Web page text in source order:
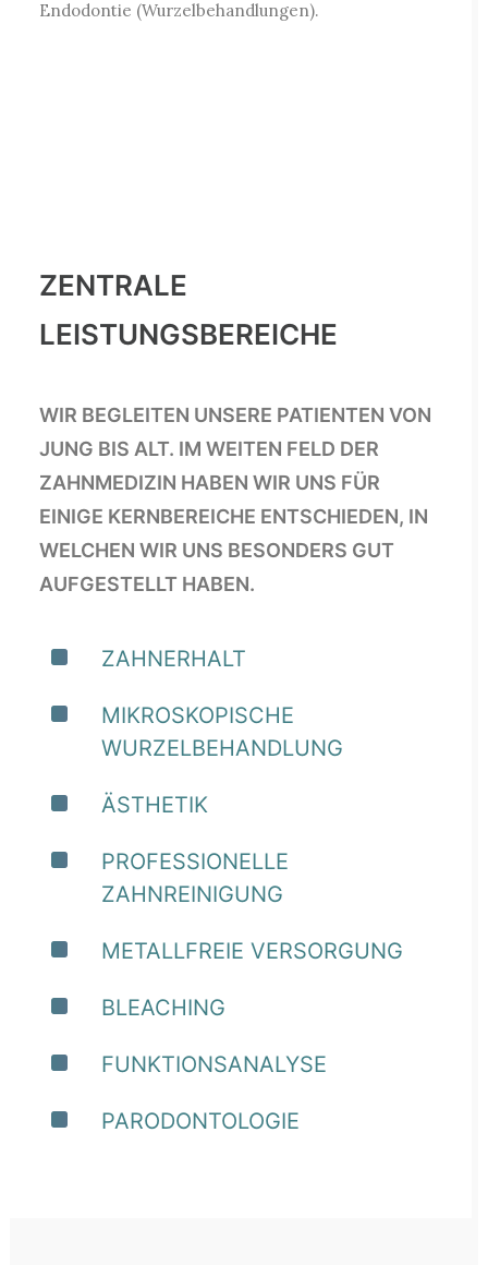
Endodontie (Wurzelbehandlungen).
ZENTRALE
LEISTUNGSBEREICHE
WIR BEGLEITEN UNSERE PATIENTEN VON
JUNG BIS ALT. IM WEITEN FELD DER
ZAHNMEDIZIN HABEN WIR UNS FÜR
EINIGE KERNBEREICHE ENTSCHIEDEN, IN
WELCHEN WIR UNS BESONDERS GUT
AUFGESTELLT HABEN.
ZAHNERHALT
MIKROSKOPISCHE
WURZELBEHANDLUNG
ÄSTHETIK
PROFESSIONELLE
ZAHNREINIGUNG
METALLFREIE VERSORGUNG
BLEACHING
FUNKTIONSANALYSE
PARODONTOLOGIE